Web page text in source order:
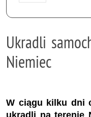
Ukradli
Niemiec
W ciągu kilku dni